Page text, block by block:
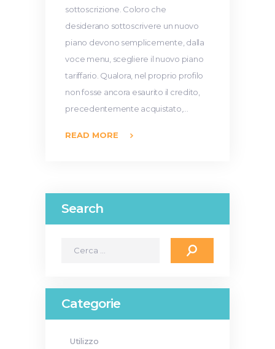
sottoscrizione. Coloro che
desiderano sottoscrivere un nuovo
piano devono semplicemente, dalla
voce menu, scegliere il nuovo piano
tariffario. Qualora, nel proprio profilo
non fosse ancora esaurito il credito,
precedentemente acquistato,…
READ MORE
Search
Ricerca
Categorie
Utilizzo